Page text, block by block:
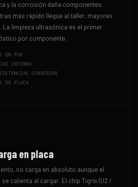
y la corrosión daña componentes
más rápido llegue al taller, mayores
La limpieza ultrasónica es el primer
por componente.
EN PCB
INTERNA
CORROÍDOS
DE PLACA
en placa
no carga en absoluto aunque el
calienta al cargar. El chip Tigris (U2 /